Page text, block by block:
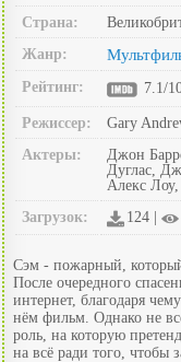
Страна:
Жанр:
Рейтинг: 7.1/
Режиссер:
Gary
Актеры:
Джон
Дуглас,
Алекс
Загрузок:
124 |
Сэм - пожарный, который
После очередного
интернет, благодаря
нём фильм. Однако не
роль, на которую
на всё ради того, чтобы